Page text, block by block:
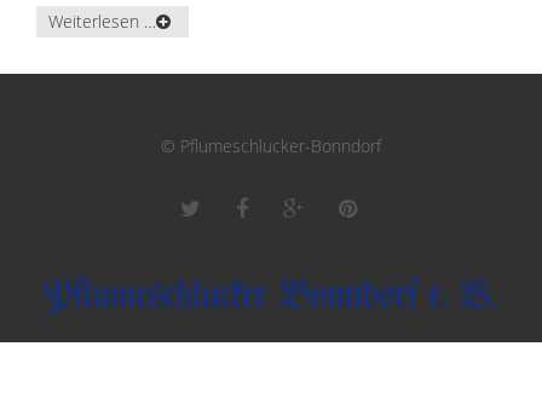
Weiterlesen …
© Pflumeschlucker-Bonndorf